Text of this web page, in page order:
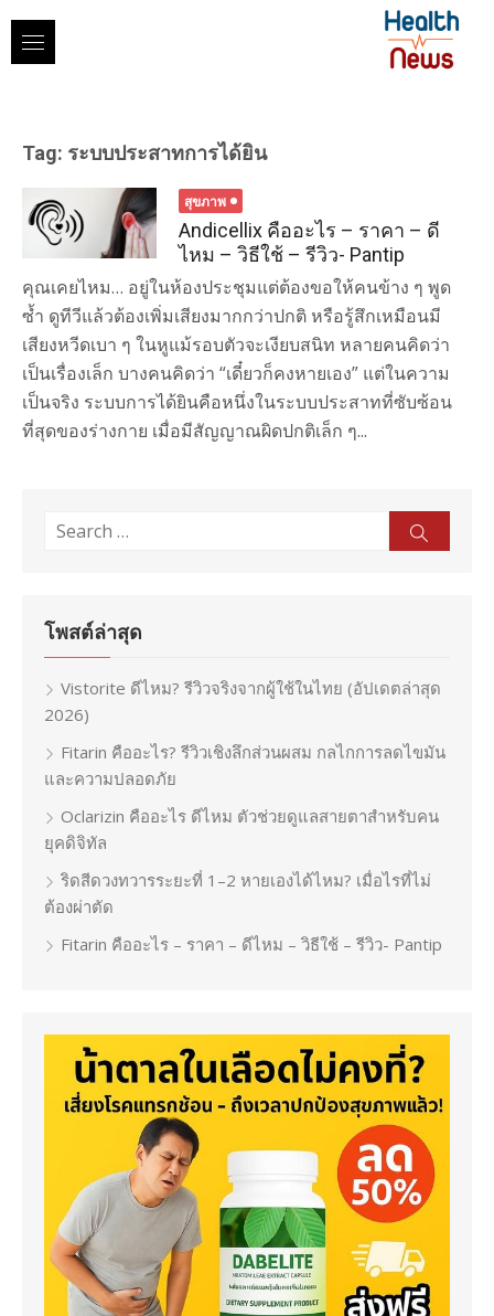
content
Tag: ระบบประสาทการได้ยิน
สุขภาพ
Andicellix คืออะไร – ราคา – ดี
ไหม – วิธีใช้ – รีวิว- Pantip
คุณเคยไหม… อยู่ในห้องประชุมแต่ต้องขอให้คนข้าง ๆ พูด
ซ้ำ ดูทีวีแล้วต้องเพิ่มเสียงมากกว่าปกติ หรือรู้สึกเหมือนมี
เสียงหวีดเบา ๆ ในหูแม้รอบตัวจะเงียบสนิท หลายคนคิดว่า
เป็นเรื่องเล็ก บางคนคิดว่า “เดี๋ยวก็คงหายเอง” แต่ในความ
เป็นจริง ระบบการได้ยินคือหนึ่งในระบบประสาทที่ซับซ้อน
ที่สุดของร่างกาย เมื่อมีสัญญาณผิดปกติเล็ก ๆ...
Search
โพสต์ล่าสุด
Vistorite ดีไหม? รีวิวจริงจากผู้ใช้ในไทย (อัปเดตล่าสุด
2026)
Fitarin คืออะไร? รีวิวเชิงลึกส่วนผสม กลไกการลดไขมัน
และความปลอดภัย
Oclarizin คืออะไร ดีไหม ตัวช่วยดูแลสายตาสำหรับคน
ยุคดิจิทัล
ริดสีดวงทวารระยะที่ 1–2 หายเองได้ไหม? เมื่อไรที่ไม่
ต้องผ่าตัด
Fitarin คืออะไร – ราคา – ดีไหม – วิธีใช้ – รีวิว- Pantip